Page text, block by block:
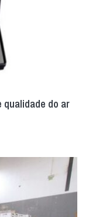
qualidade do ar